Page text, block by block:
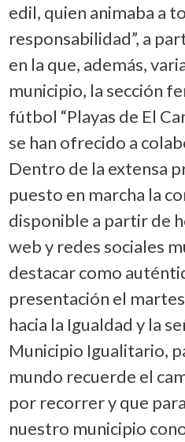
edil, quien animaba a
responsabilidad”, a
en la que, además,
municipio, la sección
fútbol “Playas de El
se han ofrecido a
Dentro de la extensa
puesto en marcha la
disponible a partir de
web y redes sociales
destacar como
presentación el
hacia la Igualdad y la
Municipio Igualitario,
mundo recuerde el
por recorrer y que
nuestro municipio